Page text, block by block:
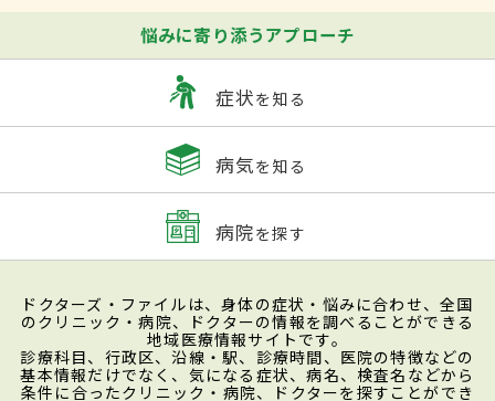
悩みに寄り添うアプローチ
症状を知る
病気を知る
病院を探す
ドクターズ・ファイルは、身体の症状・悩みに合わせ、全国
のクリニック・病院、ドクターの情報を調べることができる
地域医療情報サイトです。
診療科目、行政区、沿線・駅、診療時間、医院の特徴などの
基本情報だけでなく、気になる症状、病名、検査名などから
条件に合ったクリニック・病院、ドクターを探すことができ